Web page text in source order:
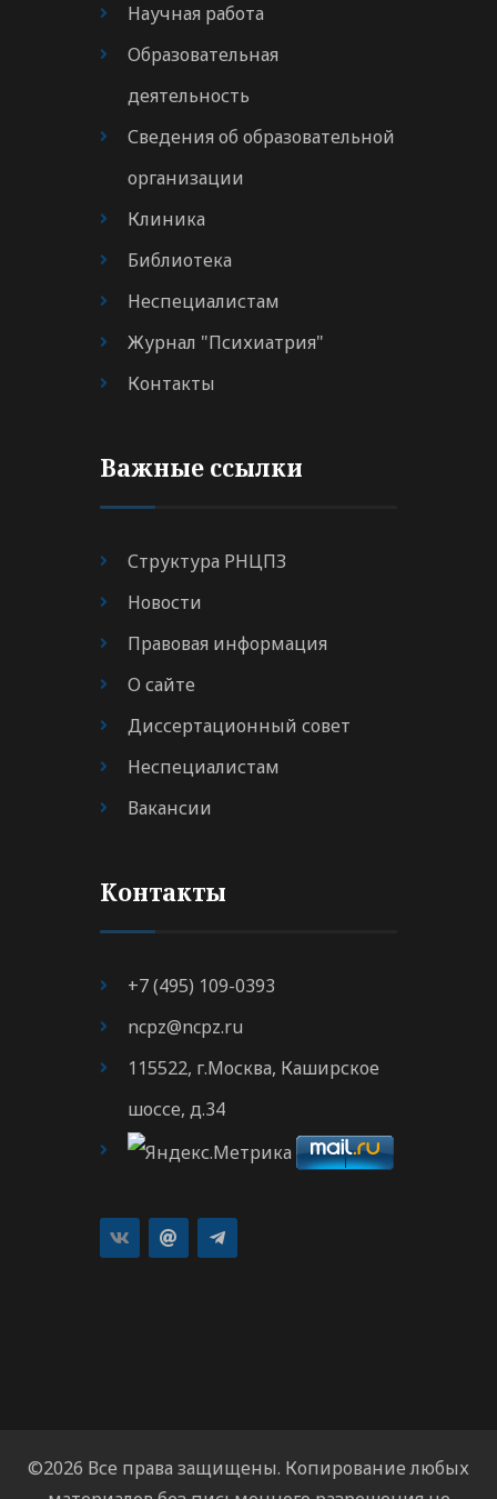
Научная работа
Образовательная
деятельность
Сведения об образовательной
организации
Клиника
Библиотека
Неспециалистам
Журнал "Психиатрия"
Контакты
Важные ссылки
Структура РНЦПЗ
Новости
Правовая информация
О сайте
Диссертационный совет
Неспециалистам
Вакансии
Контакты
+7 (495) 109-0393
ncpz@ncpz.ru
115522, г.Москва, Каширское
шоссе, д.34
©2026 Все права защищены. Копирование любых